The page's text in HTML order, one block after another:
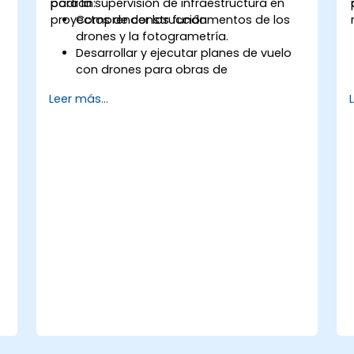
proyectos de construcción.
Comprender los fundamentos de los
drones y la fotogrametría.
Desarrollar y ejecutar planes de vuelo
con drones para obras de
Realizar seguimiento mediante
Leer más...